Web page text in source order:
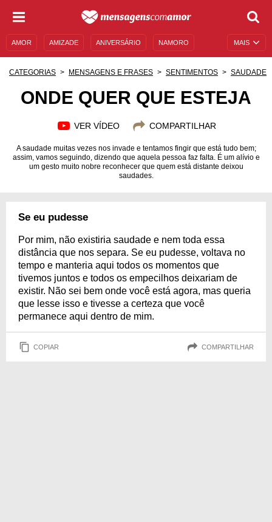
MAIS
AMOR AMIZADE ANIVERSÁRIO NAMORO
CATEGORIAS MENSAGENS E FRASES SENTIMENTOS SAUDADE
ONDE QUER QUE ESTEJA
VER VÍDEO COMPARTILHAR
A saudade muitas vezes nos invade e tentamos fingir que está tudo bem;
assim, vamos seguindo, dizendo que aquela pessoa faz falta. É um alívio e
um gesto muito nobre reconhecer que quem está distante deixou
saudades.
Se eu pudesse
Por mim, não existiria saudade e nem toda essa
distância que nos separa. Se eu pudesse, voltava no
tempo e manteria aqui todos os momentos que
tivemos juntos e todos os empecilhos deixariam de
existir. Não sei bem onde você está agora, mas queria
que lesse isso e tivesse a certeza que você
permanece aqui dentro de mim.
COPIAR COMPARTILHAR